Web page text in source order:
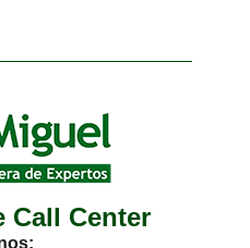
Call Center